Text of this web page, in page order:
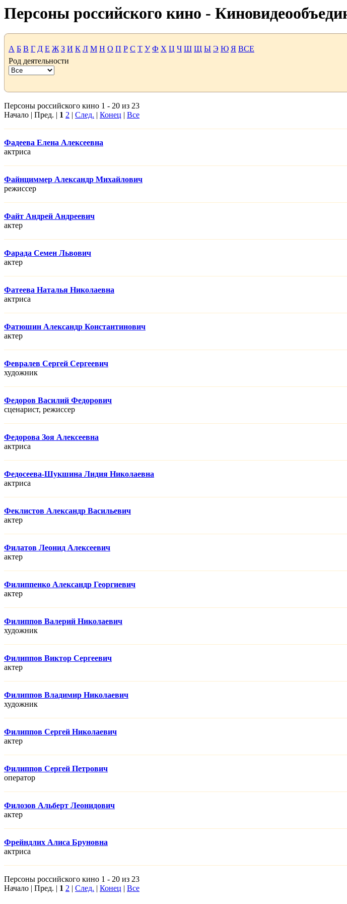
Персоны российского кино -
А Б В Г Д Е Ж З И К Л М Н О П Р С Т У Ф Х Ц Ч Ш Щ Ы Э Ю Я ВСЕ
Род деятельности
Персоны российского кино 1 - 20 из 23
Начало | Пред. | 1 2 | След. | Конец | Все
Фадеева Елена Алексеевна
актриса
Файнциммер Александр Михайлович
режисcер
Файт Андрей Андреевич
актер
Фарада Семен Львович
актер
Фатеева Наталья Николаевна
актриса
Фатюшин Александр Константинович
актер
Февралев Сергей Сергеевич
художник
Федоров Василий Федорович
сценарист, режисcер
Федорова Зоя Алексеевна
актриса
Федосеева-Шукшина Лидия Николаевна
актриса
Феклистов Александр Васильевич
актер
Филатов Леонид Алексеевич
актер
Филиппенко Александр Георгиевич
актер
Филиппов Валерий Николаевич
художник
Филиппов Виктор Сергеевич
актер
Филиппов Владимир Николаевич
художник
Филиппов Сергей Николаевич
актер
Филиппов Сергей Петрович
оператор
Филозов Альберт Леонидович
актер
Фрейндлих Алиса Бруновна
актриса
Персоны российского кино 1 - 20 из 23
Начало | Пред. | 1 2 | След. | Конец | Все